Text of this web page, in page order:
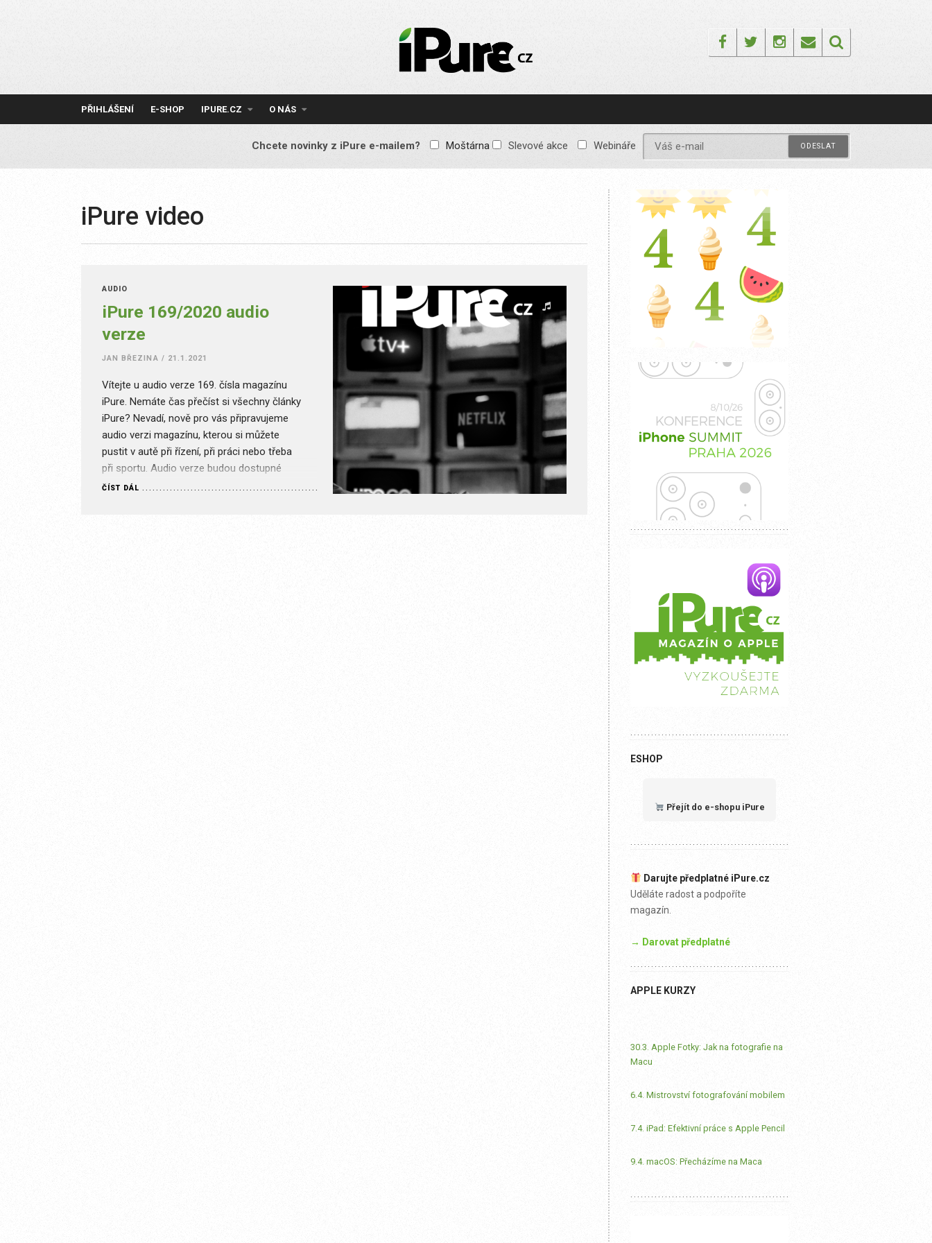
IPURE.CZ
Prémiový Apple e-
reklamy, žádné
obsah pro všechny
FacebookTwitterInstagram
Email
PŘIHLÁŠENÍ E-SHOP IPURE.CZ O NÁS
Chcete novinky z iPure e-mailem? Moštárna Slevové akce Webináře
iPure video
AUDIO
iPure 169/2020 audio
verze
JAN BŘEZINA / 21.1.2021
Vítejte u audio verze 169. čísla magazínu
iPure. Nemáte čas přečíst si všechny články
iPure? Nevadí, nově pro vás připravujeme
audio verzi magazínu, kterou si můžete
pustit v autě při řízení, při práci nebo třeba
při sportu. Audio verze budou dostupné
všem předplatitelům s předplatným FULL.
ČÍST DÁL
ESHOP
Přejít do e-shopu iPure
Darujte předplatné iPure.cz
Uděláte radost a podpoříte
magazín.
→ Darovat předplatné
APPLE KURZY
30.3. Apple Fotky: Jak na fotografie na
Macu
6.4. Mistrovství fotografování mobilem
7.4. iPad: Efektivní práce s Apple Pencil
9.4. macOS: Přecházíme na Maca